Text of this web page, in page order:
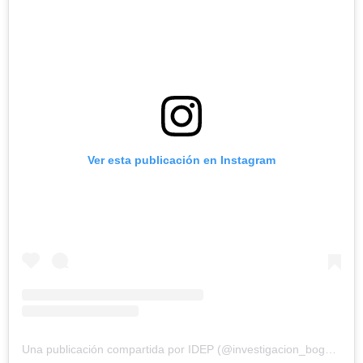
Ver esta publicación en Instagram